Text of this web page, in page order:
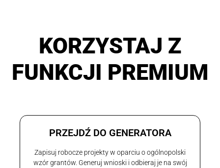
KORZYSTAJ Z
FUNKCJI PREMIUM
PRZEJDŹ DO GENERATORA
Zapisuj robocze projekty w oparciu o ogólnopolski
wzór grantów. Generuj wnioski i odbieraj je na swój